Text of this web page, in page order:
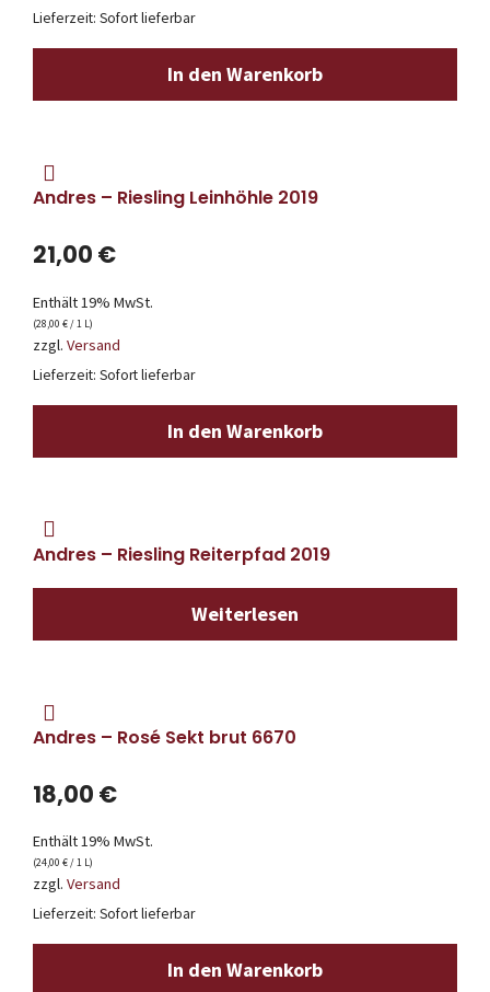
Lieferzeit: Sofort lieferbar
In den Warenkorb
Andres – Riesling Leinhöhle 2019
21,00 €
Enthält 19% MwSt.
(28,00 € / 1 L)
zzgl. Versand
Lieferzeit: Sofort lieferbar
In den Warenkorb
Andres – Riesling Reiterpfad 2019
Weiterlesen
Andres – Rosé Sekt brut 6670
18,00 €
Enthält 19% MwSt.
(24,00 €/ 1 L)
zzgl. Versand
Lieferzeit: Sofort lieferbar
In den Warenkorb